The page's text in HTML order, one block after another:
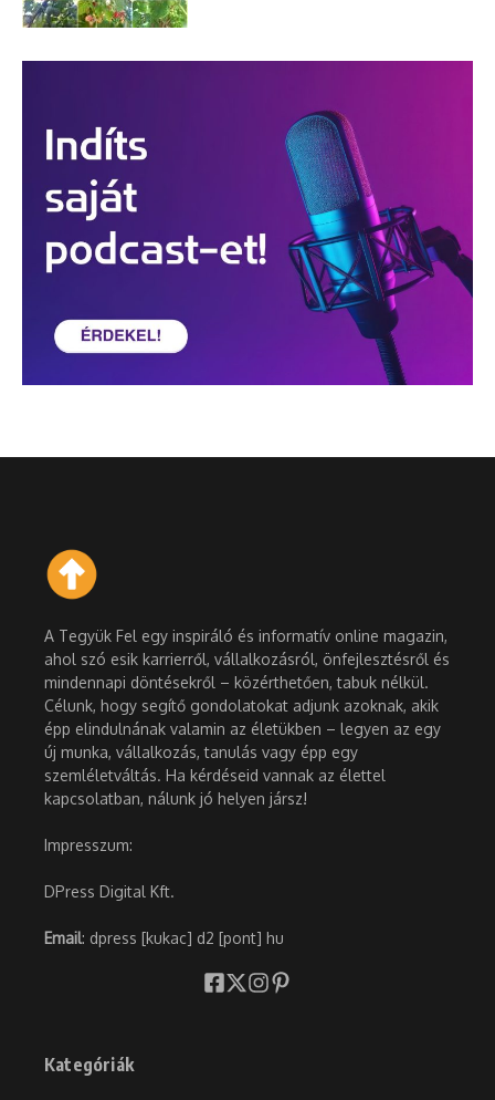
A Tegyük Fel egy inspiráló és informatív online magazin,
ahol szó esik karrierről, vállalkozásról, önfejlesztésről és
mindennapi döntésekről – közérthetően, tabuk nélkül.
Célunk, hogy segítő gondolatokat adjunk azoknak, akik
épp elindulnának valamin az életükben – legyen az egy
új munka, vállalkozás, tanulás vagy épp egy
szemléletváltás. Ha kérdéseid vannak az élettel
kapcsolatban, nálunk jó helyen jársz!
Impresszum:
DPress Digital Kft.
Email: dpress [kukac] d2 [pont] hu
Kategóriák